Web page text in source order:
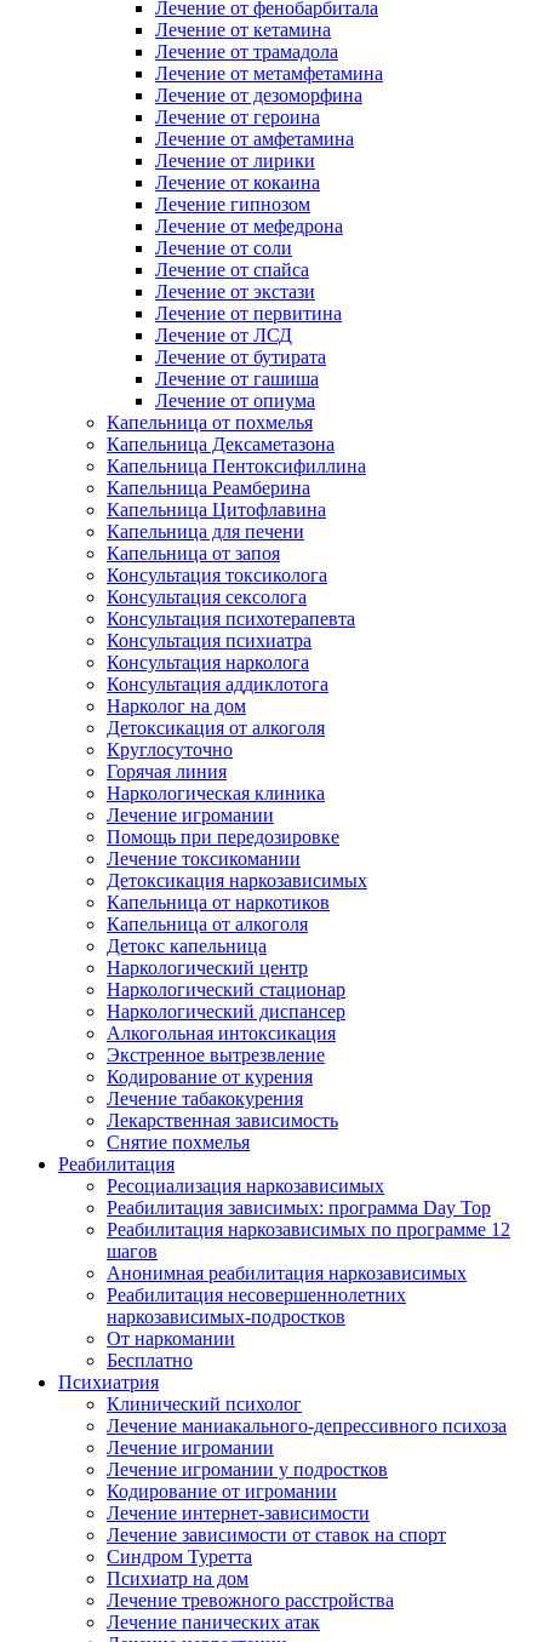
Лечение от фенобарбитала
Лечение от кетамина
Лечение от трамадола
Лечение от метамфетамина
Лечение от дезоморфина
Лечение от героина
Лечение от амфетамина
Лечение от лирики
Лечение от кокаина
Лечение гипнозом
Лечение от мефедрона
Лечение от соли
Лечение от спайса
Лечение от экстази
Лечение от первитина
Лечение от ЛСД
Лечение от бутирата
Лечение от гашиша
Лечение от опиума
Капельница от похмелья
Капельница Дексаметазона
Капельница Пентоксифиллина
Капельница Реамберина
Капельница Цитофлавина
Капельница для печени
Капельница от запоя
Консультация токсиколога
Консультация сексолога
Консультация психотерапевта
Консультация психиатра
Консультация нарколога
Консультация аддиклотога
Нарколог на дом
Детоксикация от алкоголя
Круглосуточно
Горячая линия
Наркологическая клиника
Лечение игромании
Помощь при передозировке
Лечение токсикомании
Детоксикация наркозависимых
Капельница от наркотиков
Капельница от алкоголя
Детокс капельница
Наркологический центр
Наркологический стационар
Наркологический диспансер
Алкогольная интоксикация
Экстренное вытрезвление
Кодирование от курения
Лечение табакокурения
Лекарственная зависимость
Снятие похмелья
Реабилитация
Ресоциализация наркозависимых
Реабилитация зависимых: программа Day Top
Реабилитация наркозависимых по программе 12
шагов
Анонимная реабилитация наркозависимых
Реабилитация несовершеннолетних
наркозависимых-подростков
От наркомании
Бесплатно
Психиатрия
Клинический психолог
Лечение маниакального-депрессивного психоза
Лечение игромании
Лечение игромании у подростков
Кодирование от игромании
Лечение интернет-зависимости
Лечение зависимости от ставок на спорт
Синдром Туретта
Психиатр на дом
Лечение тревожного расстройства
Лечение панических атак